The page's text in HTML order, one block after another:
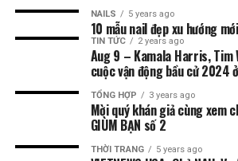
NAILS 5 years ago
10 mẫu nail đẹp xu hướng
TIN TỨC 2 years ago
Aug 9 – Kamala Harris, Tim
cuộc vận động bầu cử 2024
TỔNG HỢP 3 years ago
Mời quý khán giả cùng xem
GIÙM BẠN số 2
THỜI TRANG 5 years ago